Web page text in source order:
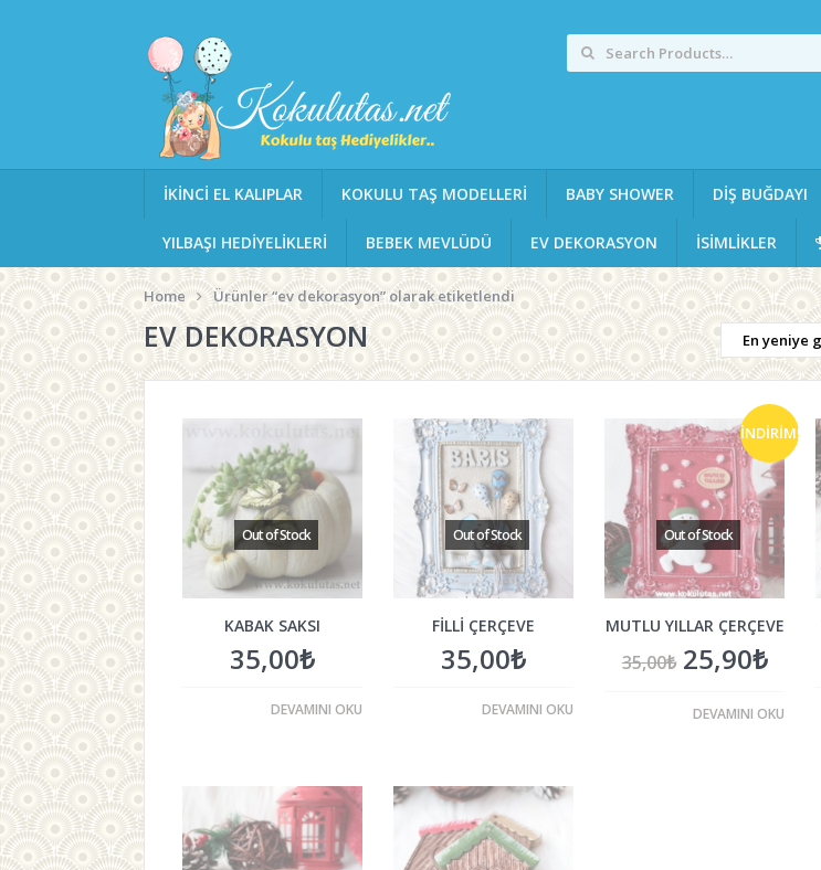
İKINCI EL KALIPLAR KOKULU TAŞ MODELLERI BABY SHOWER DIŞ BUĞDAYI
YILBAŞI HEDIYELIKLERI BEBEK MEVLÜDÜ EV DEKORASYON ISIMLIKLER
Home Ürünler “ev dekorasyon” olarak etiketlendi
EV DEKORASYON
KABAK SAKSI
35,00₺
DEVAMINI OKU
FILLI ÇERÇEVE
35,00₺
DEVAMINI OKU
İNDIRIM!
MUTLU YILLAR ÇERÇEVE
35,00₺ 25,90₺
DEVAMINI OKU